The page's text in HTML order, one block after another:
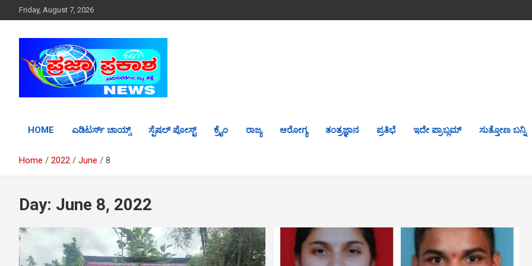
k
Friday, August 7, 2026
HOME ಎಡಿಟರ್ಸ್ ಚಾಯ್ಸ್ ಸ್ಪೆಷಲ್ ಪೋಸ್ಟ್ ಕ್ರೈಂ ರಾಜ್ಯ ಆರೋಗ್ಯ ತಂತ್ರಜ್ಞಾನ ಪ್ರತಿಭೆ ಇದೇ ಪ್ರಾಬ್ಲಮ್ ಸುತ್ತೋಣ ಬನ್ನಿ
Home 2022 June 8
Day: June 8, 2022